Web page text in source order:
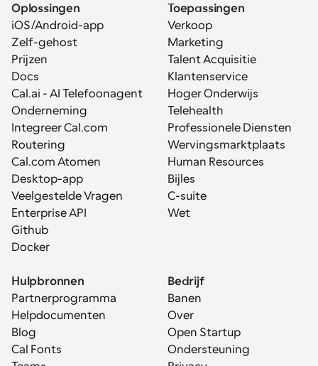
Oplossingen
iOS/Android-app
Zelf-gehost
Prijzen
Docs
Cal.ai - AI Telefoonagent
Onderneming
Integreer Cal.com
Routering
Cal.com Atomen
Desktop-app
Veelgestelde Vragen
Enterprise API
Github
Docker
Toepassingen
Verkoop
Marketing
Talent Acquisitie
Klantenservice
Hoger Onderwijs
Telehealth
Professionele Diensten
Wervingsmarktplaats
Human Resources
Bijles
C-suite
Wet
Hulpbronnen
Partnerprogramma
Helpdocumenten
Blog
Cal Fonts
Bedrijf
Banen
Over
Open Startup
Ondersteuning